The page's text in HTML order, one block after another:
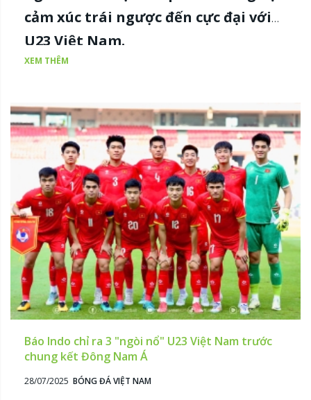
cảm xúc trái ngược đến cực đại với
U23 Việt Nam.
XEM THÊM
Báo Indo chỉ ra 3 "ngòi nổ" U23 Việt Nam trước
chung kết Đông Nam Á
28/07/2025 BÓNG ĐÁ VIỆT NAM